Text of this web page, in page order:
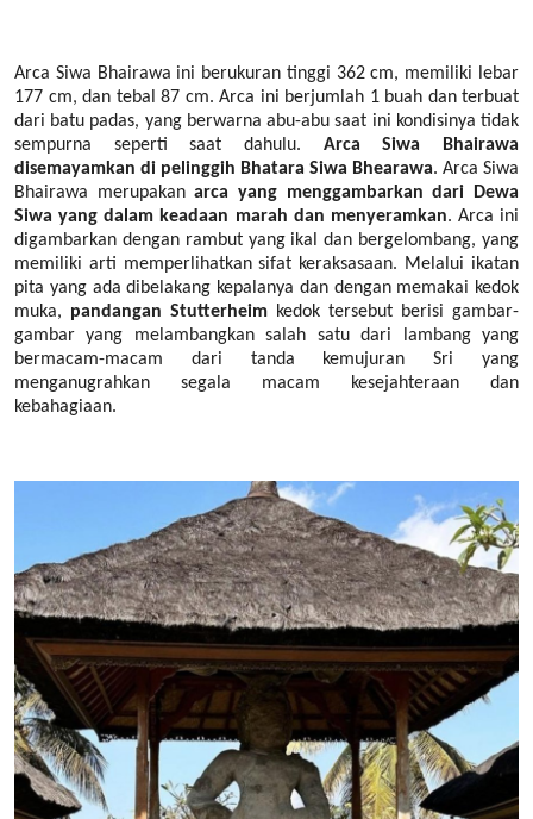
Arca Siwa Bhairawa ini berukuran tinggi 362 cm, memiliki lebar
177 cm, dan tebal 87 cm. Arca ini berjumlah 1 buah dan terbuat
dari batu padas, yang berwarna abu-abu saat ini kondisinya tidak
sempurna seperti saat dahulu. Arca Siwa Bhairawa
disemayamkan di pelinggih Bhatara Siwa Bhearawa. Arca Siwa
Bhairawa merupakanarca yang menggambarkan dari Dewa
Siwa yang dalam keadaan marah dan menyeramkan. Arca ini
digambarkan dengan rambut yang ikal dan bergelombang, yang
memiliki arti memperlihatkan sifat keraksasaan. Melalui ikatan
pita yang ada dibelakang kepalanya dan dengan memakai kedok
muka, pandangan Stutterheim kedok tersebut berisi gambar-
gambar yang melambangkan salah satu dari lambang yang
bermacam-macam dari tanda kemujuran Sri yang
menganugrahkan segala macam kesejahteraan dan
kebahagiaan.